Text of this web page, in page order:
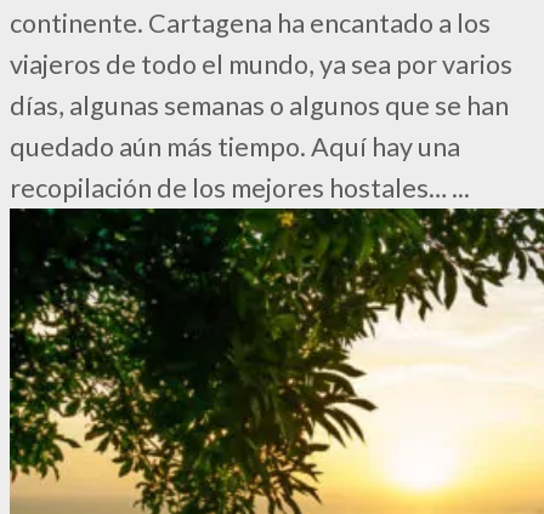
continente. Cartagena ha encantado a los
viajeros de todo el mundo, ya sea por varios
días, algunas semanas o algunos que se han
quedado aún más tiempo. Aquí hay una
recopilación de los mejores hostales… ...